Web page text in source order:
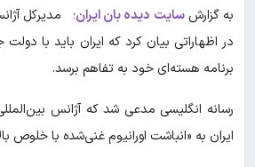
به گزارشسایت دیده بان ایران؛ مدیرکل
در اظهاراتی بیان کرد که ایران باید با
برنامه هسته‌ای خود به تفاهم برسد.
رسانه انگلیسی مدعی شد که آژانس
ایران به «انباشت اورانیوم غنی‌شده با خلوص